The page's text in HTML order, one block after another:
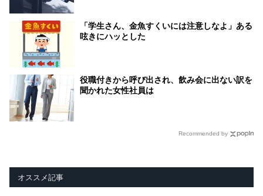
「学生さん、金魚すくいには注意しなよ」ある
呟きにハッとした
役職付きから呼び出され、飲み会に出ない訳を
聞かれた女性社員は
Recommended by
オススメ記事